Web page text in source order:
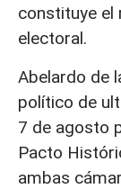
constituye el
electoral.
Abelardo de
político de
7 de agosto
Pacto
ambas